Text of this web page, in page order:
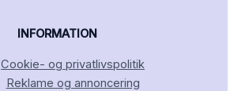
INFORMATION
Cookie- og privatlivspolitik
Reklame og annoncering